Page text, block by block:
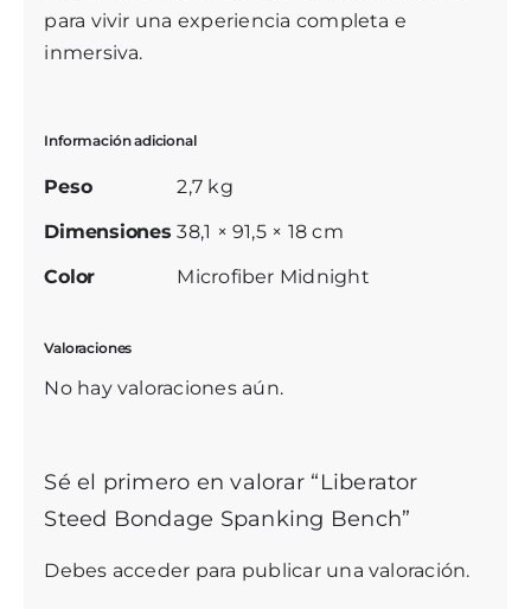
para vivir una experiencia completa e
inmersiva.
Información adicional
Peso
2,7 kg
Dimensiones 38,1 × 91,5 × 18 cm
Color
Microfiber Midnight
Valoraciones
No hay valoraciones aún.
Sé el primero en valorar “Liberator
Steed Bondage Spanking Bench”
Debes acceder para publicar una valoración.